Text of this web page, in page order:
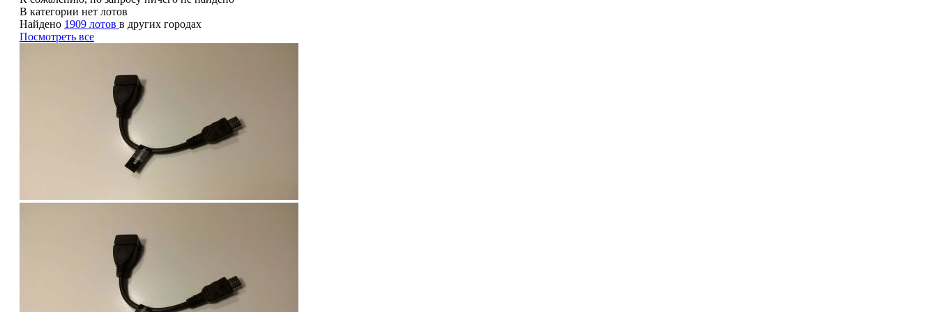
В категории нет лотов
Найдено 1909 лотов в других городах
Посмотреть все